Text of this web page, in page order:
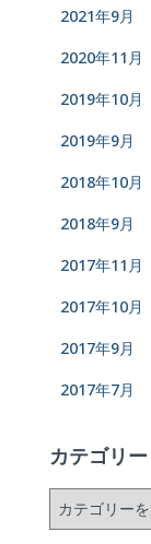
2021年9月
2020年11月
2019年10月
2019年9月
2018年10月
2018年9月
2017年11月
2017年10月
2017年9月
2017年7月
カテゴリー